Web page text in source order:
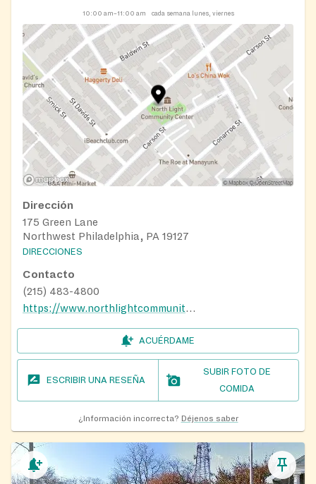
10:00 am–11:00 am cada semana lunes, viernes
Dirección
175 Green Lane
Northwest Philadelphia, PA 19127
DIRECCIONES
Contacto
(215) 483-4800
https://www.northlightcommunitycenter.org/emergency-services/
ACUÉRDAME
ESCRIBIR UNA RESEÑA
SUBIR FOTO DE
COMIDA
¿Información incorrecta? Déjenos saber